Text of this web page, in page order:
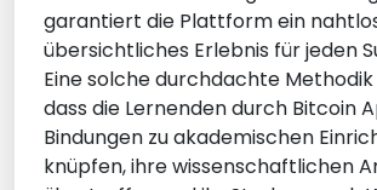
garantiert die Plattform ein
übersichtliches Erlebnis für jeden
Eine solche durchdachte
dass die Lernenden durch Bitcoin
Bindungen zu akademischen
knüpfen, ihre wissenschaftlichen